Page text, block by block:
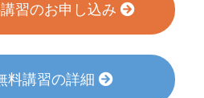
習のお申し込み
料講習の詳細